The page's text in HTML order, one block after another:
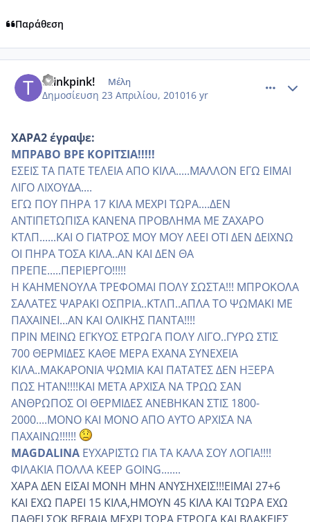
Παράθεση
thinkpink! Μέλη
Δημοσίευση 23 Απριλίου, 201016 yr
ΧΑΡΑ2 έγραψε:
ΜΠΡΑΒΟ ΒΡΕ ΚΟΡΙΤΣΙΑ!!!!!
ΕΣΕΙΣ ΤΑ ΠΑΤΕ ΤΕΛΕΙΑ ΑΠΟ ΚΙΛΑ.....ΜΑΛΛΟΝ ΕΓΩ ΕΙΜΑΙ
ΛΙΓΟ ΛΙΧΟΥΔΑ....
ΕΓΩ ΠΟΥ ΠΗΡΑ 17 ΚΙΛΑ ΜΕΧΡΙ ΤΩΡΑ....ΔΕΝ
ΑΝΤΙΠΕΤΩΠΙΣΑ ΚΑΝΕΝΑ ΠΡΟΒΛΗΜΑ ΜΕ ΖΑΧΑΡΟ
ΚΤΛΠ......ΚΑΙ Ο ΓΙΑΤΡΟΣ ΜΟΥ ΜΟΥ ΛΕΕΙ ΟΤΙ ΔΕΝ ΔΕΙΧΝΩ
ΟΙ ΠΗΡΑ ΤΟΣΑ ΚΙΛΑ..ΑΝ ΚΑΙ ΔΕΝ ΘΑ
ΠΡΕΠΕ.....ΠΕΡΙΕΡΓΟ!!!!!
Η ΚΑΗΜΕΝΟΥΛΑ ΤΡΕΦΟΜΑΙ ΠΟΛΥ ΣΩΣΤΑ!!! ΜΠΡΟΚΟΛΑ
ΣΑΛΑΤΕΣ ΨΑΡΑΚΙ ΟΣΠΡΙΑ..ΚΤΛΠ..ΑΠΛΑ ΤΟ ΨΩΜΑΚΙ ΜΕ
ΠΑΧΑΙΝΕΙ...ΑΝ ΚΑΙ ΟΛΙΚΗΣ ΠΑΝΤΑ!!!!
ΠΡΙΝ ΜΕΙΝΩ ΕΓΚΥΟΣ ΕΤΡΩΓΑ ΠΟΛΥ ΛΙΓΟ..ΓΥΡΩ ΣΤΙΣ
700 ΘΕΡΜΙΔΕΣ ΚΑΘΕ ΜΕΡΑ ΕΧΑΝΑ ΣΥΝΕΧΕΙΑ
ΚΙΛΑ..ΜΑΚΑΡΟΝΙΑ ΨΩΜΙΑ ΚΑΙ ΠΑΤΑΤΕΣ ΔΕΝ ΗΞΕΡΑ
ΠΩΣ ΗΤΑΝ!!!!ΚΑΙ ΜΕΤΑ ΑΡΧΙΣΑ ΝΑ ΤΡΩΩ ΣΑΝ
ΑΝΘΡΩΠΟΣ ΟΙ ΘΕΡΜΙΔΕΣ ΑΝΕΒΗΚΑΝ ΣΤΙΣ 1800-
2000....ΜΟΝΟ ΚΑΙ ΜΟΝΟ ΑΠΟ ΑΥΤΟ ΑΡΧΙΣΑ ΝΑ
ΠΑΧΑΙΝΩ!!!!!!
MAGDALINA ΕΥΧΑΡΙΣΤΩ ΓΙΑ ΤΑ ΚΑΛΑ ΣΟΥ ΛΟΓΙΑ!!!!
ΦΙΛΑΚΙΑ ΠΟΛΛΑ KEEP GOING.......
ΧΑΡΑ ΔΕΝ ΕΙΣΑΙ ΜΟΝΗ ΜΗΝ ΑΝΥΣΗΧΕΙΣ!!!ΕΙΜΑΙ 27+6
ΚΑΙ ΕΧΩ ΠΑΡΕΙ 15 ΚΙΛΑ,ΗΜΟΥΝ 45 ΚΙΛΑ ΚΑΙ ΤΩΡΑ ΕΧΩ